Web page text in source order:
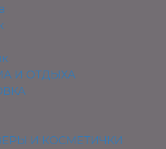
И ОТДЫХА
И КОСМЕТИЧКИ